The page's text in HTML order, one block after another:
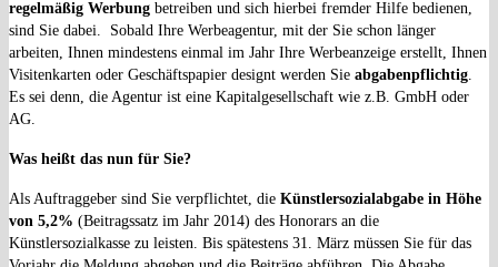
regelmäßig Werbung betreiben und sich hierbei fremder Hilfe bedienen,
sind Sie dabei. Sobald Ihre Werbeagentur, mit der Sie schon länger
arbeiten, Ihnen mindestens einmal im Jahr Ihre Werbeanzeige erstellt, Ihnen
Visitenkarten oder Geschäftspapier designt werden Sie abgabenpflichtig
Es sei denn, die Agentur ist eine Kapitalgesellschaft wie z.B. GmbH oder
AG.
Was heißt das nun für Sie?
Als Auftraggeber sind Sie verpflichtet, die Künstlersozialabgabe in Höhe
von 5,2% (Beitragssatz im Jahr 2014) des Honorars an die
Künstlersozialkasse zu leisten. Bis spätestens 31. März müssen Sie für das